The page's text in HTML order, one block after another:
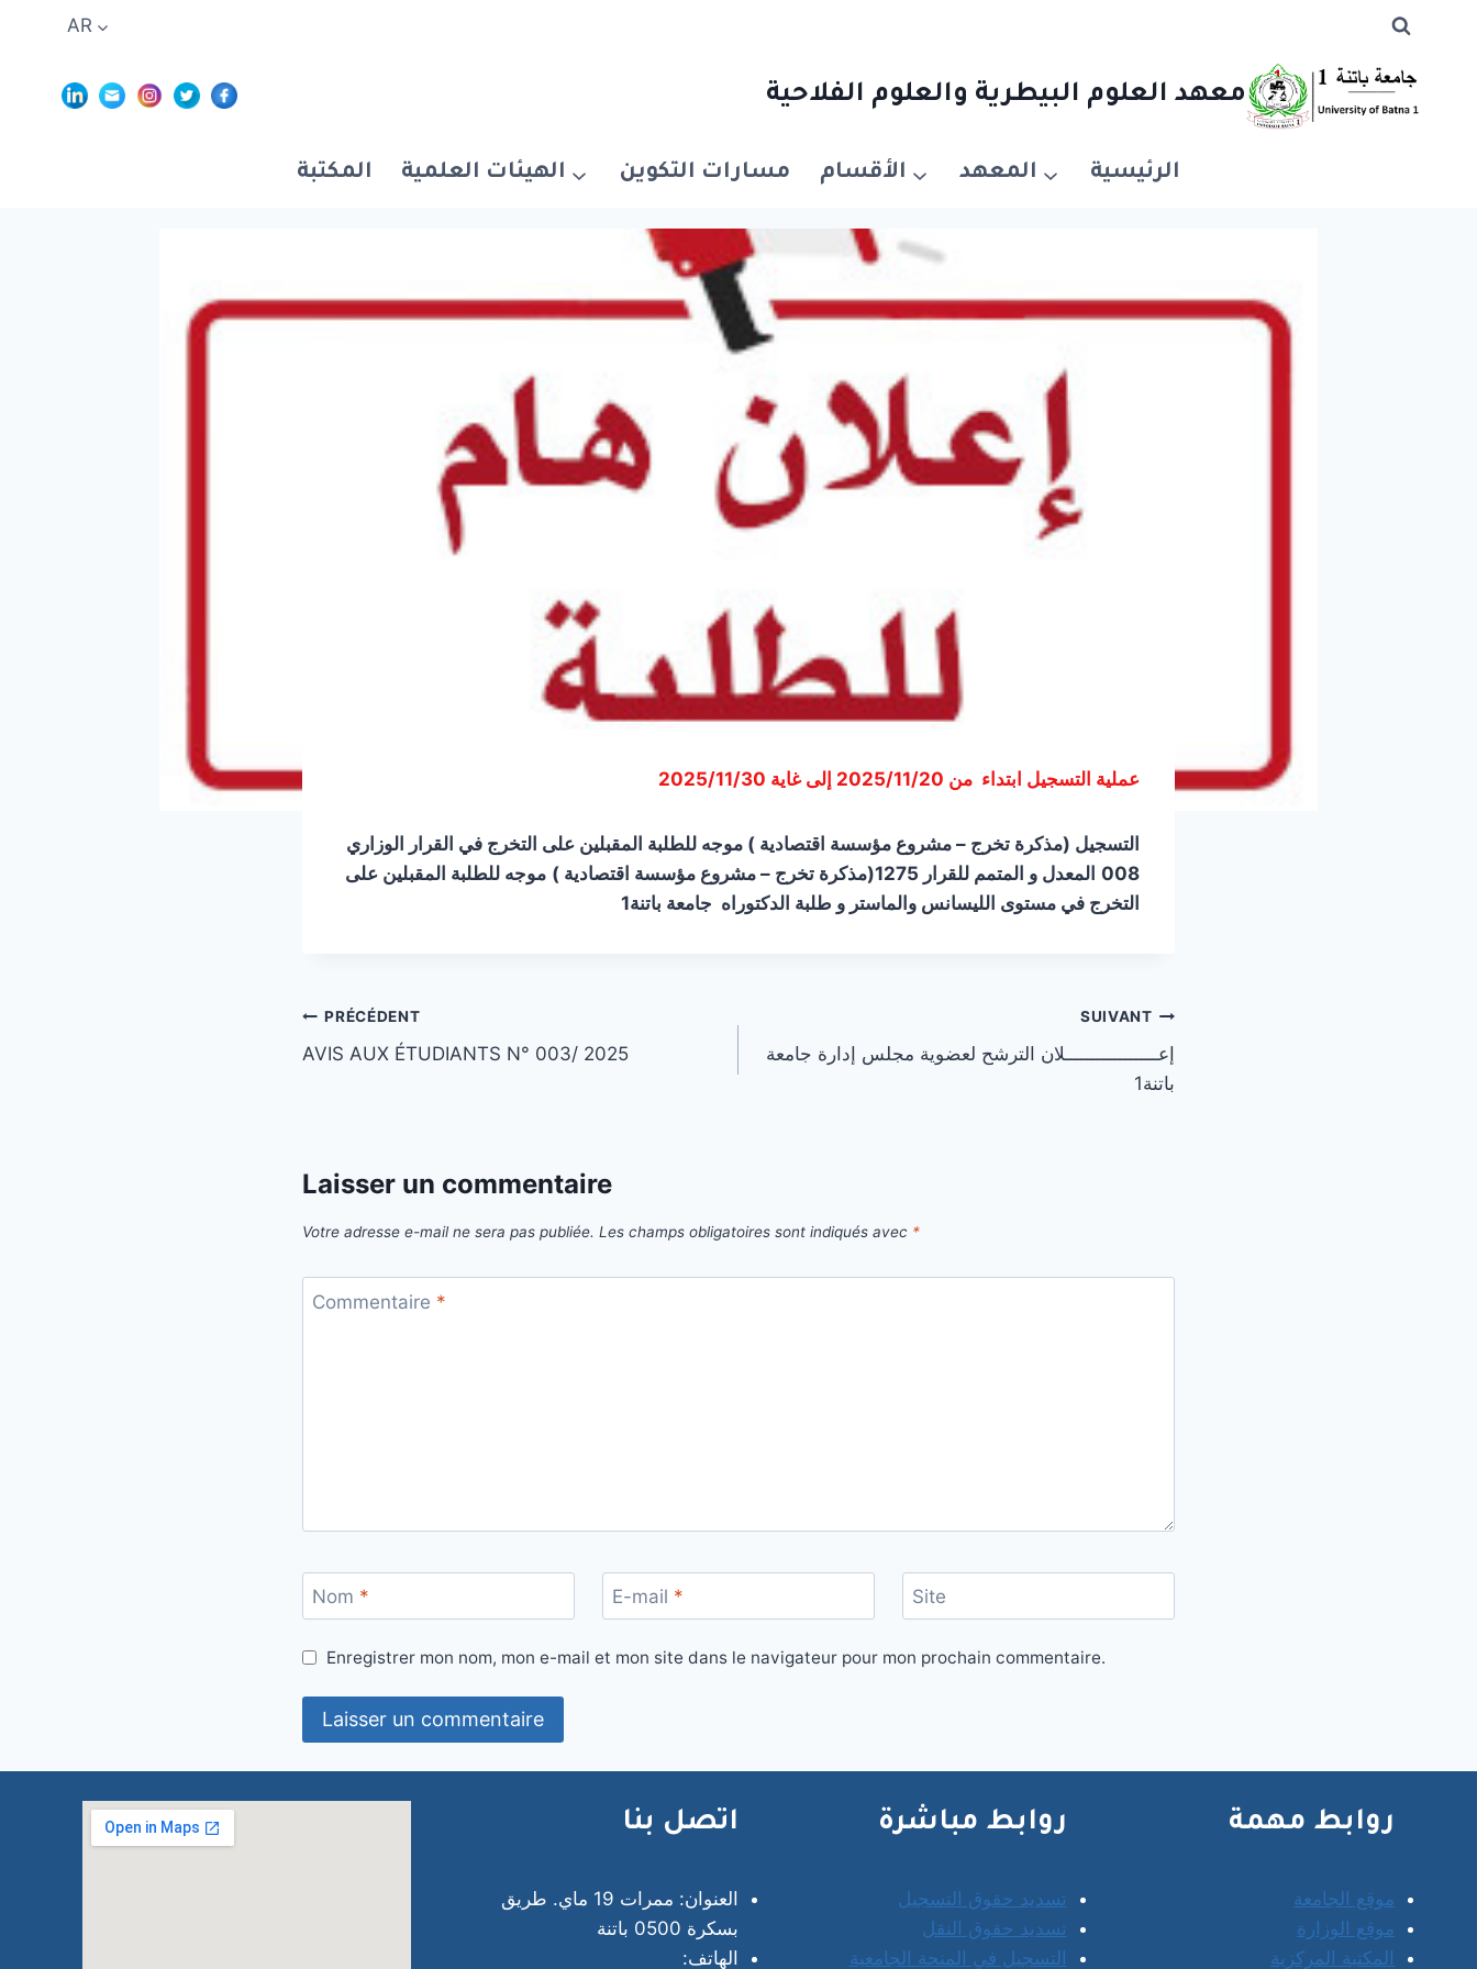
AR
معهد العلوم البيطرية والعلوم الفلاحية
الرئيسية المعهد الأقسام مسارات التكوين الهيئات العلمية المكتبة
عملية التسجيل ابتداء من 2025/11/20 إلى غاية 2025/11/30
التسجيل (مذكرة تخرج – مشروع مؤسسة اقتصادية ) موجه للطلبة المقبلين على التخرج في القرار الوزاري
008 المعدل و المتمم للقرار 1275(مذكرة تخرج – مشروع مؤسسة اقتصادية )
موجه للطلبة المقبلين على
التخرج في مستوى الليسانس والماستر و طلبة الدكتوراه جامعة باتنة1
Navigation
de
PRÉCÉDENT
AVIS AUX ÉTUDIANTS N° 003/ 2025
SUIVANT
إعـــــــــــــــــلان الترشح لعضوية مجلس إدارة جامعة
باتنة1
Laisser un commentaire
Votre adresse e-mail ne sera pas publiée. Les champs obligatoires sont indiqués avec *
Commentaire *
Nom * E-mail * Site
Enregistrer mon nom, mon e-mail et mon site dans le navigateur pour mon prochain commentaire.
روابط مهمة
موقع الجامعة
موقع الوزارة
المكتبة المركزية
روابط مباشرة
تسديد حقوق التسجيل
تسديد حقوق النقل
التسجيل في المنحة الجامعية
اتصل بنا
العنوان: ممرات 19 ماي. طريق
بسكرة 0500 باتنة
الهاتف: